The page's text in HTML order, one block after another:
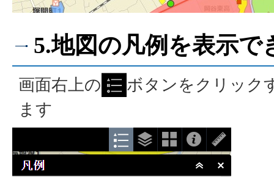
5.地図の凡例を表示で
画面右上の
ボタンをクリック
ます